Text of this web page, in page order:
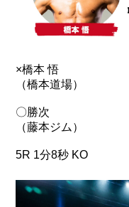
×橋本 悟
（橋本道場）
〇勝次
（藤本ジム）
5R 1分8秒 KO